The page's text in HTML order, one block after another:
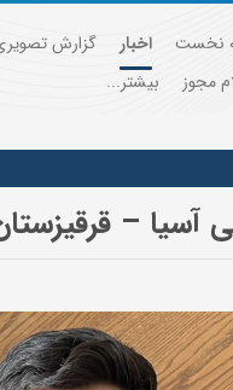
نخست اخبار گزارش
مجوز
بیشتر...
آسیا –